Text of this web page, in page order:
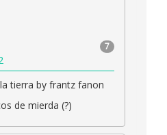
7
tierra by frantz fanon
de mierda (?)